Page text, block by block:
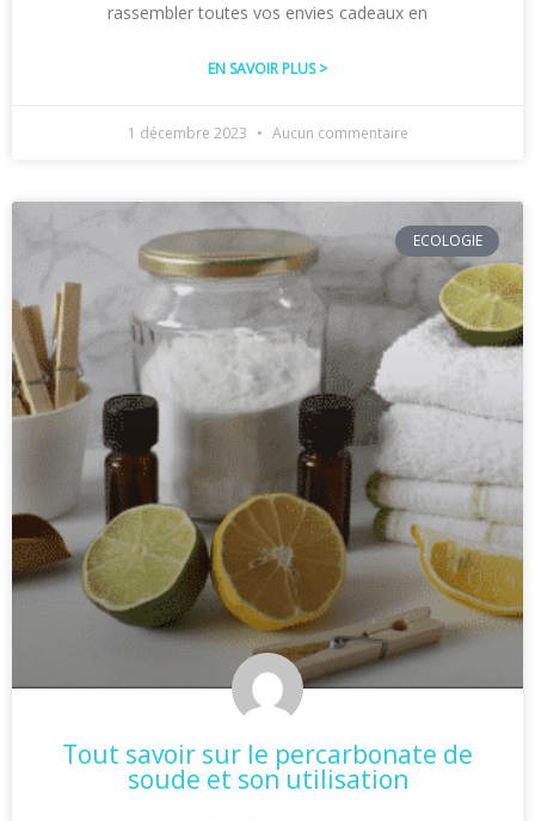
rassembler toutes vos envies cadeaux en
EN SAVOIR PLUS >
1 décembre 2023 Aucun commentaire
ECOLOGIE
Tout savoir sur le percarbonate de
soude et son utilisation